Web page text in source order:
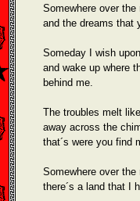
Somewhere over
and the dreams that
Someday I wish
and wake up where
behind me.
The troubles melt
away across the
that´s were you find
Somewhere over the
there´s a land that I